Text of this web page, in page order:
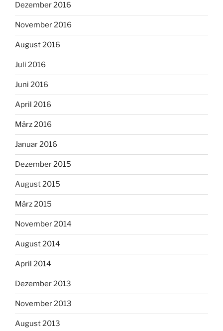
Dezember 2016
November 2016
August 2016
Juli 2016
Juni 2016
April 2016
März 2016
Januar 2016
Dezember 2015
August 2015
März 2015
November 2014
August 2014
April 2014
Dezember 2013
November 2013
August 2013